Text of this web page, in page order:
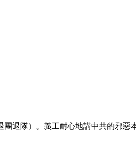
退隊）。義工耐心地講中共的邪